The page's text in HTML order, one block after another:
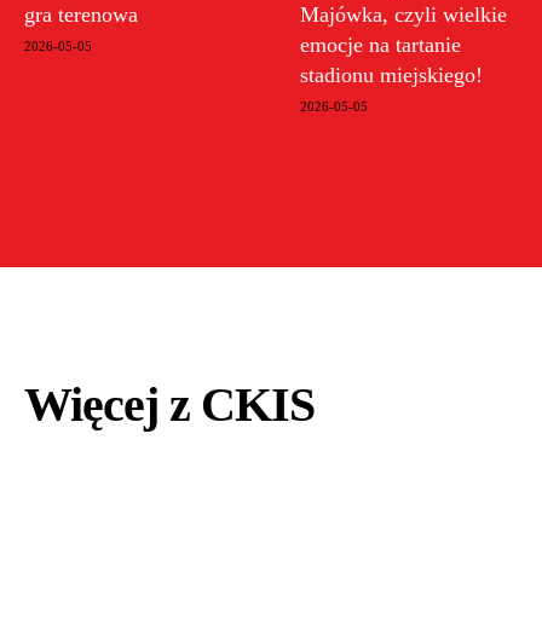
gra terenowa
2026-05-05
Majówka, czyli wielkie
emocje na tartanie
stadionu miejskiego!
2026-05-05
Więcej z CKIS